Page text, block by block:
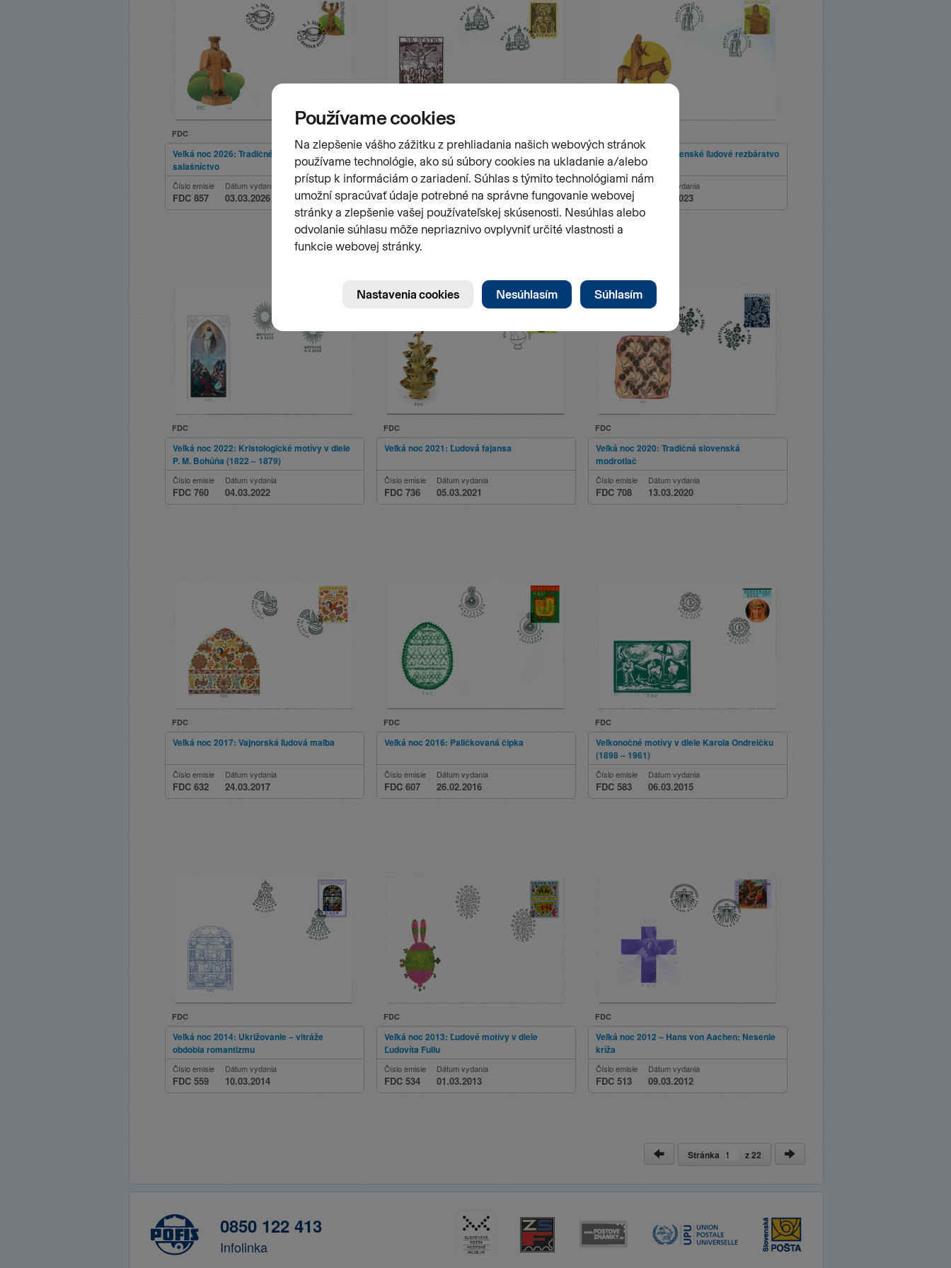
FDC
Veľká noc 2026: Tradičné ovčiarstvo a
salašníctvo
Číslo emisie
FDC 857
Dátum vydania
03.03.2026
Veľká noc 2025: Sakrálne motívy historických
rukopisov Verejnej knižnice Jána Bocatia v
Košiciach
Číslo emisie
FDC 839
Dátum vydania
21.02.2025
Veľká noc 2023: Slovenské ľudové rezbárstvo
Číslo emisie
FDC 787
Dátum vydania
24.02.2023
FDC
Veľká noc 2022: Kristologické motívy v diele
P. M. Bohúňa (1822 – 1879)
Číslo emisie
FDC 760
Dátum vydania
04.03.2022
FDC
Veľká noc 2021: Ľudová fajansa
Číslo emisie
FDC 736
Dátum vydania
05.03.2021
FDC
Veľká noc 2020: Tradičná slovenská
modrotlač
Číslo emisie
FDC 708
Dátum vydania
13.03.2020
FDC
Veľká noc 2017: Vajnorská ľudová maľba
Číslo emisie
FDC 632
Dátum vydania
24.03.2017
FDC
Veľká noc 2016: Paličkovaná čipka
Číslo emisie
FDC 607
Dátum vydania
26.02.2016
FDC
Veľkonočné motívy v diele Karola Ondreičku
(1898 – 1961)
Číslo emisie
FDC 583
Dátum vydania
06.03.2015
FDC
Veľká noc 2014: Ukrižovanie – vitráže
obdobia romantizmu
Číslo emisie
FDC 559
Dátum vydania
10.03.2014
FDC
Veľká noc 2013: Ľudové motívy v diele
Ľudovíta Fullu
Číslo emisie
FDC 534
Dátum vydania
01.03.2013
FDC
Veľká noc 2012 – Hans von Aachen: Nesenie
kríža
Číslo emisie
FDC 513
Dátum vydania
09.03.2012
Stránka z22
0850 122 413
Infolinka